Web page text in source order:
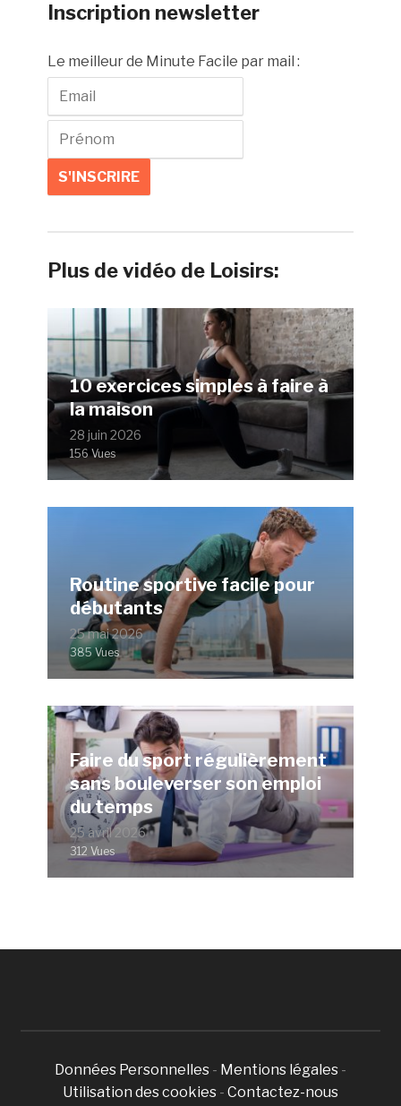
Inscription newsletter
Le meilleur de Minute Facile par mail :
Plus de vidéo de Loisirs:
10 exercices simples à faire à
la maison
28 juin 2026
156 Vues
Routine sportive facile pour
débutants
25 mai 2026
385 Vues
Faire du sport régulièrement
sans bouleverser son emploi
du temps
25 avril 2026
312 Vues
Données Personnelles - Mentions légales -
Utilisation des cookies - Contactez-nous